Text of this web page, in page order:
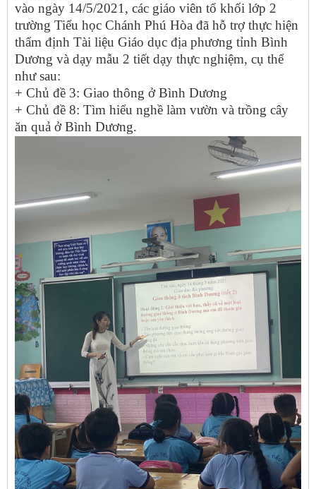
vào ngày 14/5/2021, các giáo viên tổ khối lớp 2
trường Tiểu học Chánh Phú Hòa đã hỗ trợ thực hiện
thẩm định Tài liệu Giáo dục địa phương tỉnh Bình
Dương và dạy mẫu 2 tiết dạy thực nghiệm, cụ thể
như sau:
+ Chủ đề 3: Giao thông ở Bình Dương
+ Chủ đề 8: Tìm hiểu nghề làm vườn và trồng cây
ăn quả ở Bình Dương.